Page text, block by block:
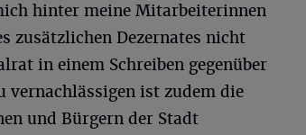
hinter meine Mitarbeiterinnen
zusätzlichen Dezernates nicht
in einem Schreiben gegenüber
ist zudem die
und Bürgern der Stadt